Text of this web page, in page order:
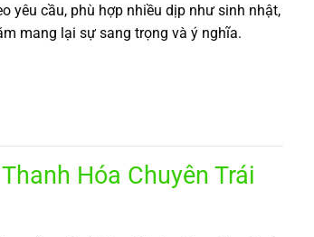
yêu cầu, phù hợp nhiều dịp như sinh nhật,
mang lại sự sang trọng và ý nghĩa.
Hóa Chuyên Trái